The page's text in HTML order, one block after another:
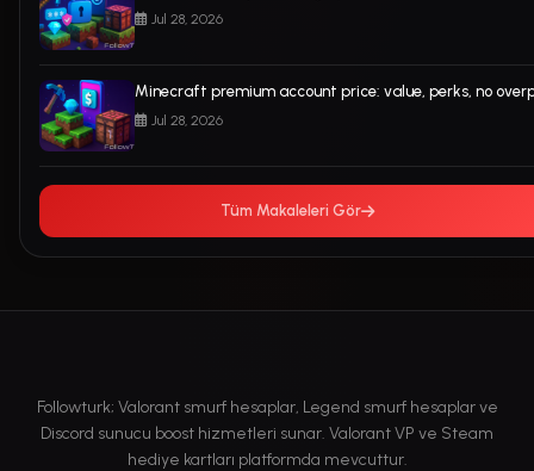
Jul 28, 2026
Minecraft premium account price: value, perks, no
Jul 28, 2026
Tüm Makaleleri Gör
Followturk; Valorant smurf hesaplar, Legend smurf hesaplar ve
Discord sunucu boost hizmetleri sunar. Valorant VP ve Steam
hediye kartları platformda mevcuttur.